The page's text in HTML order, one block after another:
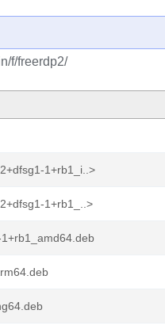
f/freerdp2/
1+rb1_i..>
1+rb1_..>